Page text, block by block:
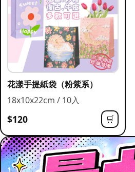
花漾手提紙袋（粉紫系）
18x10x22cm / 10入
$120 🛒